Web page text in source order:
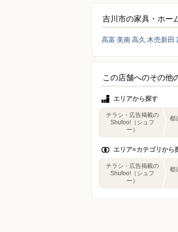
吉川市の家具・ホー
高富 美南高久 木売新田
この店舗へのその他
エリアから探す
チラシ・広告掲載の
Shufoo!（シュフ
ー）
都
エリア×カテゴリから
チラシ・広告掲載の
Shufoo!（シュフ
ー）
都